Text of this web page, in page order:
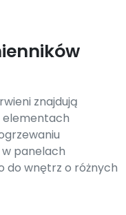
znajdują
elementach
panelach
do wnętrz o różnych